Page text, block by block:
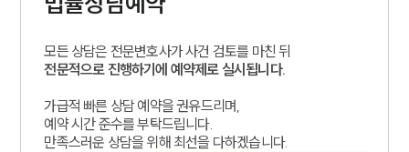
모든 상담은 전문변호사가 사건 검토를 마친 뒤
전문적으로 진행하기에 예약제로 실시됩니다.
가급적 빠른 상담 예약을 권유드리며,
예약 시간 준수를 부탁드립니다.
만족스러운 상담을 위해 최선을 다하겠습니다.